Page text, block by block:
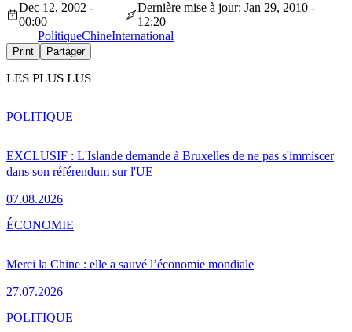
Dec 12, 2002 -
00:00
Dernière mise à jour: Jan 29, 2010 -
12:20
PolitiqueChineInternational
Print Partager
LES PLUS LUS
EXCLUSIF : L'Islande demande à Bruxelles de ne pas s'immiscer
dans son référendum sur l'UE
07.08.2026
POLITIQUE
Merci la Chine : elle a sauvé l’économie mondiale
27.07.2026
ÉCONOMIE
POLITIQUE